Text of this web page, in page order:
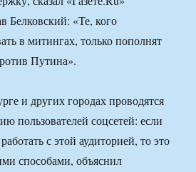
Белковский: «Те, кого
в митингах, только пополнят
Путина».
и других городах проводятся
пользователей соцсетей: если
с этой аудиторией, то это
способами, объяснил